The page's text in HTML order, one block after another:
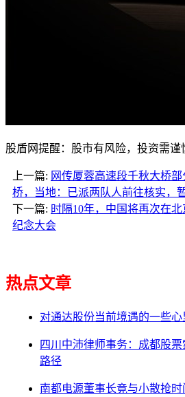
股盾网提醒：股市有风险，投资需谨
上一篇: 网传厦蓉高速段千秋大桥
桥，当地：已派两队人前往核实，
下一篇: 时隔10年，中国将再次在
纪念大会
热点文章
对通达股份当前境遇的一些心
四川中沛律师事务：成都股
路径
南都电源董事长竟与小散抢